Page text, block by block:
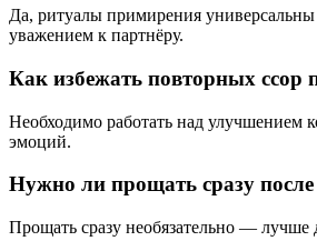
Да, ритуалы примирения
уважением к партнёру.
Как избежать повторных ссор
Необходимо работать над улучшением
эмоций.
Нужно ли прощать сразу
Прощать сразу необязательно —